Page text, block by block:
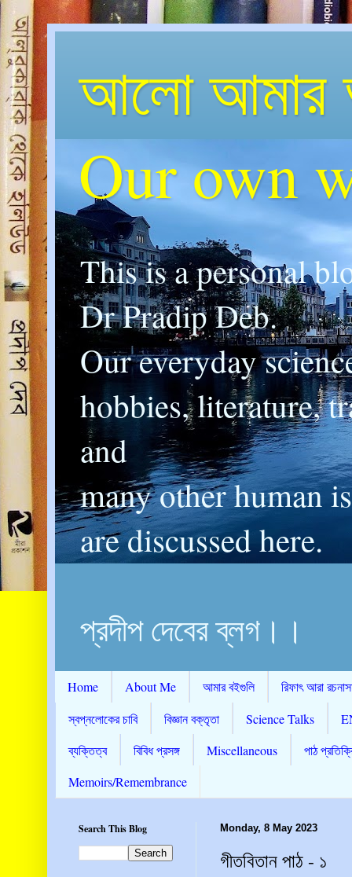
আলো আমার
Our own
This is a personal
Dr Pradip Deb.
Our everyday
hobbies, literature,
and
many other human
are discussed here.
প্রদীপ দেবের ব্লগ।।
Home About Me আমার বইগুলি
রিফাৎ আরা
স্বপ্নলোকের চাবি
বিজ্ঞান বক্তৃতা Science Talks
ব্যক্তিত্ব
বিবিধ প্রসঙ্গ Miscellaneous
পাঠ
Memoirs/Remembrance
Monday, 8 May 2023
গীতবিতান পাঠ - ১
Search This Blog